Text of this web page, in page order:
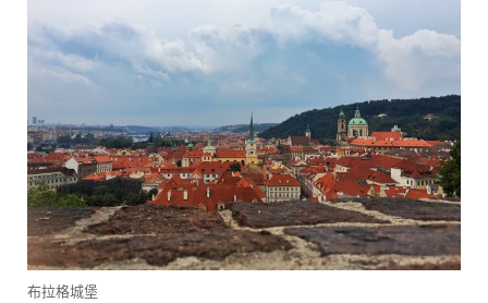
布拉格城堡